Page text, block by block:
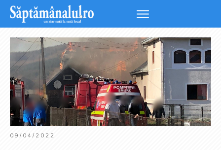
09/04/2022